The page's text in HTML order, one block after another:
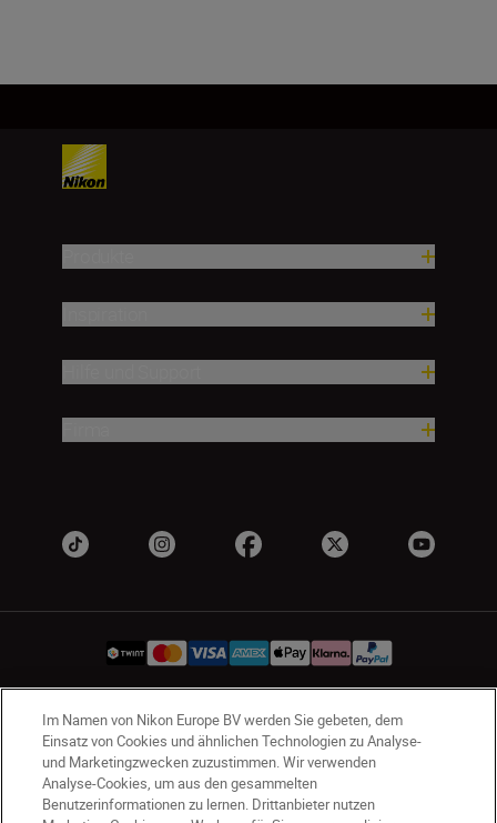
CH Nikon Sites
Kontaktieren Sie uns
Datenschutzhinweis
Nutzungsbedingungen
Geschäftsbedingungen des Nikon Stores
Im Namen von Nikon Europe BV werden Sie gebeten, dem
Einsatz von Cookies und ähnlichen Technologien zu Analyse-
und Marketingzwecken zuzustimmen. Wir verwenden
Analyse-Cookies, um aus den gesammelten
Benutzerinformationen zu lernen. Drittanbieter nutzen